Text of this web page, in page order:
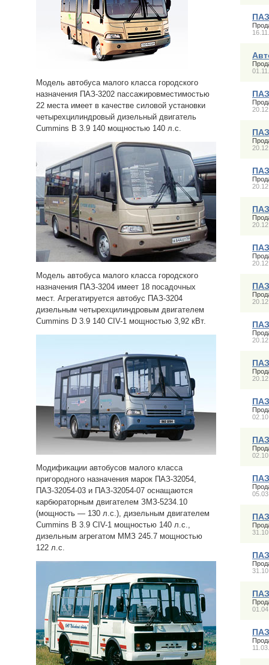
Модель автобуса малого класса городского
назначения ПАЗ-3202 пассажировместимостью
22 места имеет в качестве силовой установки
четырехцилиндровый дизельный двигатель
Cummins В 3.9 140 мощностью 140 л.с.
Модель автобуса малого класса городского
назначения ПАЗ-3204 имеет 18 посадочных
мест. Агрегатируется автобус ПАЗ-3204
дизельным четырехцилиндровым двигателем
Cummins D 3.9 140 CIV-1 мощностью 3,92 кВт.
Модификации автобусов малого класса
пригородного назначения марок ПАЗ-32054,
ПАЗ-32054-03 и ПАЗ-32054-07 оснащаются
карбюраторным двигателем ЗМЗ-5234.10
(мощность — 130 л.с.), дизельным двигателем
Cummins B 3.9 CIV-1 мощностью 140 л.с.,
дизельным агрегатом ММЗ 245.7 мощностью
122 л.с.